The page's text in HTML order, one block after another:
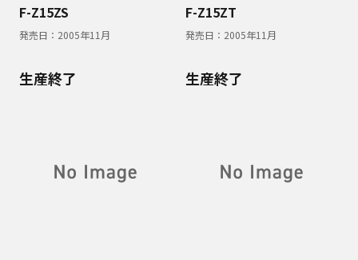
F-Z15ZS
発売日： 2005年11月
F-Z15ZT
発売日： 2005年11月
生産終了 生産終了